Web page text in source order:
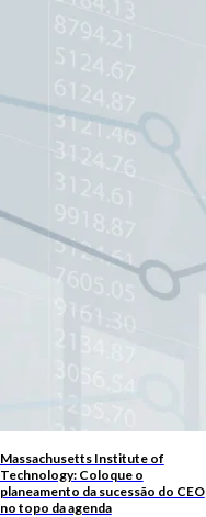
Massachusetts Institute of
Technology: Coloque o
planeamento da sucessão do CEO
no topo da agenda